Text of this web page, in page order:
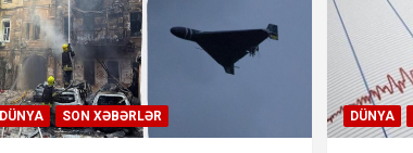
DÜNYA SON XƏBƏRLƏR DÜNYA